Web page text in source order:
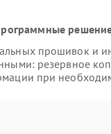
прошивок и
резервное
при